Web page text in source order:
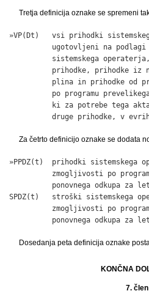
Tretja definicija oznake se spremeni
»VP(Dt)   vsi prihodki
ugotovljeni na
sistemskega
prihodke, prihodke iz
plina in prihodke od
po programu
ki za potrebe tega
druge prihodke, v
Za četrto definicijo oznake se dodata
»PPDZ(t)  prihodki sistemskega
zmogljivosti po
ponovnega odkupa za
SPDZ(t)   stroški sistemskega
zmogljivosti po
ponovnega odkupa za
Dosedanja peta definicija oznake
KONČNA
7. člen